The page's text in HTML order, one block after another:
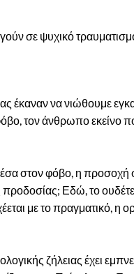
σε ψυχικό
έκαναν να νιώθουμε
τον άνθρωπο εκείνο
στον φόβο, η προσοχή
προδοσίας; Εδώ, το
με το πραγματικό, η
ζήλειας έχει